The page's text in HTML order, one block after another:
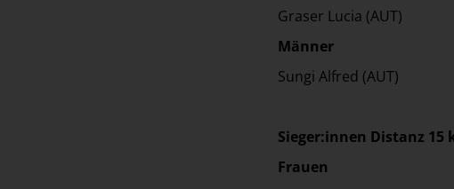
Graser Lucia
Männer
Sungi Alfred
Sieger:innen Distanz 15
Frauen